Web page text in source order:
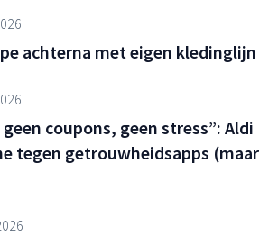
achterna met eigen kledinglijn
coupons, geen stress”: Aldi
tegen getrouwheidsapps (maar